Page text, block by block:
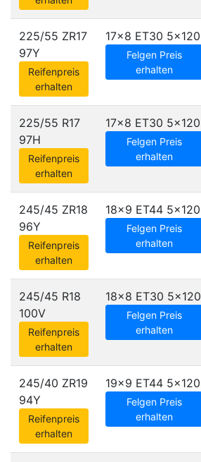
225/55 ZR17
97Y
Reifenpreis
erhalten
17x8 ET30 5x120
Felgen Preis
erhalten
225/55 R17
97H
Reifenpreis
erhalten
17x8 ET30 5x120
Felgen Preis
erhalten
245/45 ZR18
96Y
Reifenpreis
erhalten
18x9 ET44 5x120
Felgen Preis
erhalten
245/45 R18
100V
Reifenpreis
erhalten
18x8 ET30 5x120
Felgen Preis
erhalten
245/40 ZR19
94Y
Reifenpreis
erhalten
19x9 ET44 5x120
Felgen Preis
erhalten